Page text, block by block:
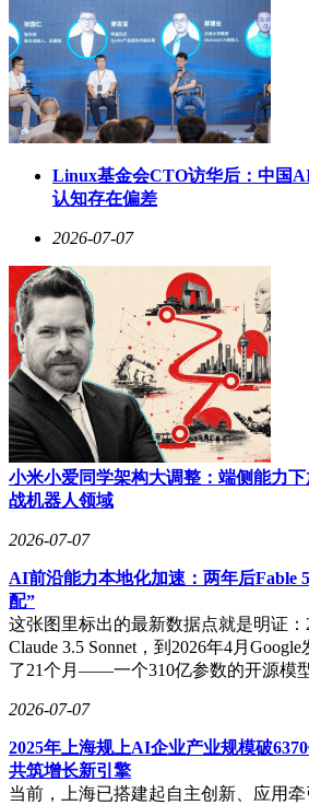
Linux基金会CTO访华后：中国
认知存在偏差
2026-07-07
小米小爱同学架构大调整：端侧能力
战机器人领域
2026-07-07
AI前沿能力本地化加速：两年后Fable
配”
这张图里标出的最新数据点就是明证：
Claude 3.5 Sonnet，到2026年4月Google
了21个月——一个310亿参数的开源模
2026-07-07
2025年上海规上AI企业产业规模破
共筑增长新引擎
当前，上海已搭建起自主创新、应用